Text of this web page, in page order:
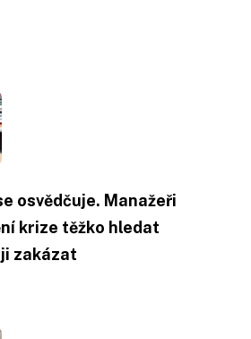
osvědčuje. Manažeři
krize těžko hledat
zakázat